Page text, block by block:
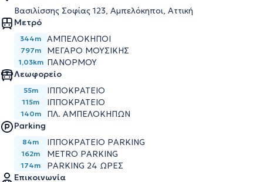
Βασιλίσσης Σοφίας 123, Αμπελόκηποι, Αττική
Μετρό
344m ΑΜΠΕΛΟΚΗΠΟΙ
797m ΜΕΓΑΡΟ ΜΟΥΣΙΚΗΣ
1,03km ΠΑΝΟΡΜΟΥ
Λεωφορείο
55m ΙΠΠΟΚΡΑΤΕΙΟ
115m ΙΠΠΟΚΡΑΤΕΙΟ
140m
ΠΛ. ΑΜΠΕΛΟΚΗΠΩΝ
Parking
84m ΙΠΠΟΚΡΑΤΕΙΟ PARKING
162m METRO PARKING
174m
PARKING 24 ΩΡΕΣ
Επικοινωνία